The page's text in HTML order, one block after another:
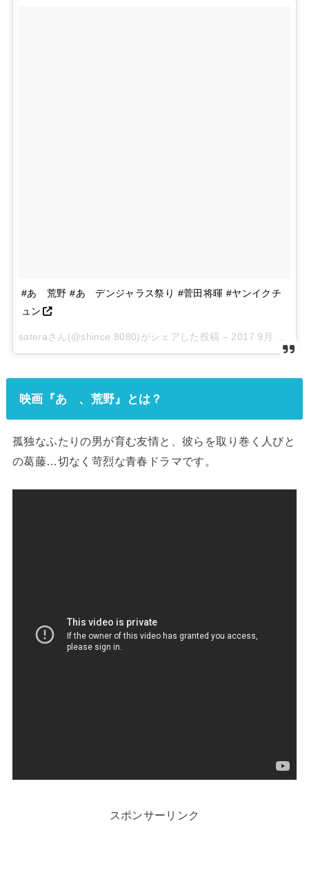
#あゝ荒野 #あゝデンジャラス祭り #菅田将暉 #ヤンイクチ
ュン
sateraさん(@shince.8080)がシェアした投稿 – 2017 9月 21 2:21午前 PDT
映画『あゝ、荒野』とは？
孤独なふたりの男が育む友情と、彼らを取り巻く人びと
の葛藤…切なく苛烈な青春ドラマです。
スポンサーリンク